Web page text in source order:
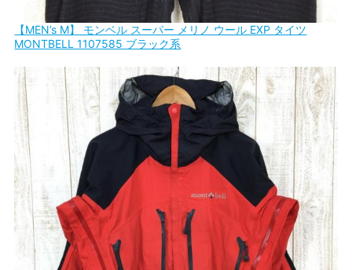
【MEN’s M】 モンベル スーパー メリノ ウール EXP タイツ
MONTBELL 1107585 ブラック系